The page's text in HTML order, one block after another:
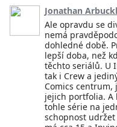
Jonathan
Ale opravdu se
nemá
dohledné době.
lepší doba, než
těchto seriálů. U
tak i Crew a
Comics centrum,
jejich portfolia. A
tohle série na
schopnost